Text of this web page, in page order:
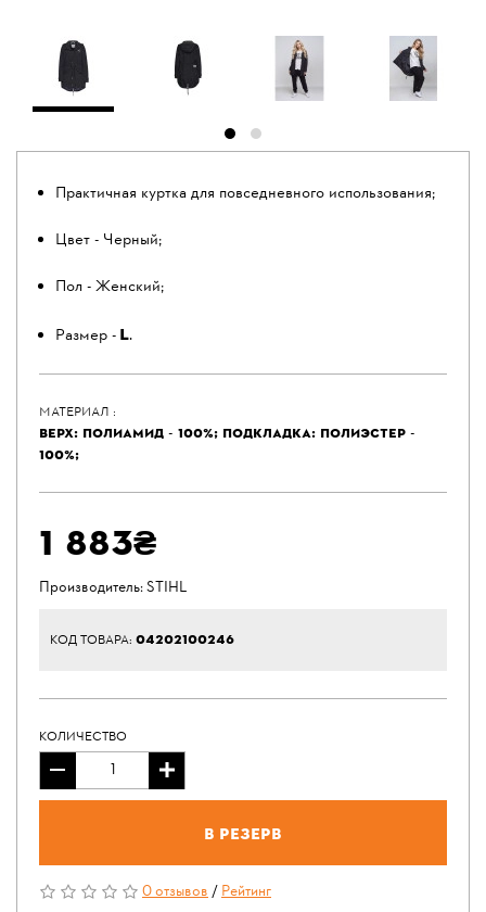
Практичная куртка для повседневного использования;
Цвет - Черный;
Пол - Женский;
Размер - L.
МАТЕРИАЛ :
ВЕРХ: ПОЛИАМИД - 100%; ПОДКЛАДКА: ПОЛИЭСТЕР -
100%;
1 883₴
Производитель:STIHL
КОД ТОВАРА: 04202100246
КОЛИЧЕСТВО
В резерв
0 отзывов/Рейтинг